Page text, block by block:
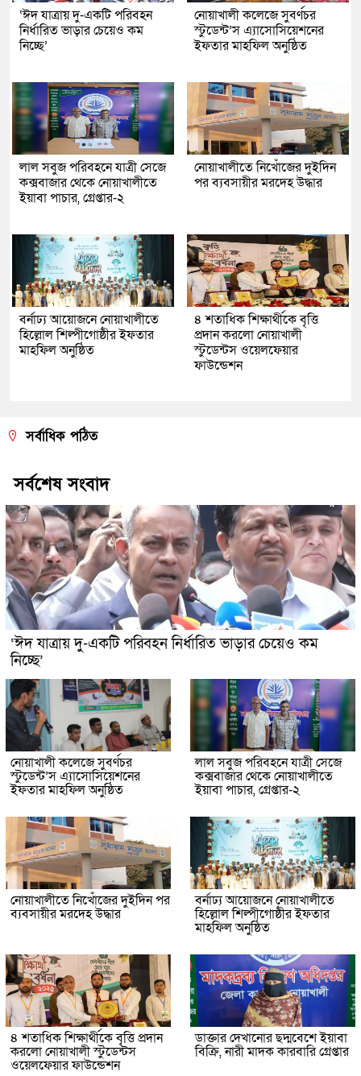
‘ঈদ যাত্রায় দু-একটি পরিবহন
নির্ধারিত ভাড়ার চেয়েও কম
নিচ্ছে’
নোয়াখালী কলেজে সুবর্ণচর
স্টুডেন্ট’স এ্যাসোসিয়েশনের
ইফতার মাহফিল অনুষ্ঠিত
লাল সবুজ পরিবহনে যাত্রী সেজে
কক্সবাজার থেকে নোয়াখালীতে
ইয়াবা পাচার, গ্রেপ্তার-২
নোয়াখালীতে নিখোঁজের দুইদিন
পর ব্যবসায়ীর মরদেহ উদ্ধার
বর্নাঢ্য আয়োজনে নোয়াখালীতে
হিল্লোল শিল্পীগোষ্ঠীর ইফতার
মাহফিল অনুষ্ঠিত
৪ শতাধিক শিক্ষার্থীকে বৃত্তি
প্রদান করলো নোয়াখালী
স্টুডেন্টস ওয়েলফেয়ার
ফাউন্ডেশন
সর্বাধিক পঠিত
সর্বশেষ সংবাদ
‘ঈদ যাত্রায় দু-একটি পরিবহন নির্ধারিত ভাড়ার চেয়েও কম
নিচ্ছে’
নোয়াখালী কলেজে সুবর্ণচর
স্টুডেন্ট’স এ্যাসোসিয়েশনের
ইফতার মাহফিল অনুষ্ঠিত
লাল সবুজ পরিবহনে যাত্রী সেজে
কক্সবাজার থেকে নোয়াখালীতে
ইয়াবা পাচার, গ্রেপ্তার-২
নোয়াখালীতে নিখোঁজের দুইদিন পর
ব্যবসায়ীর মরদেহ উদ্ধার
বর্নাঢ্য আয়োজনে নোয়াখালীতে
হিল্লোল শিল্পীগোষ্ঠীর ইফতার
মাহফিল অনুষ্ঠিত
৪ শতাধিক শিক্ষার্থীকে বৃত্তি প্রদান
করলো নোয়াখালী স্টুডেন্টস
ওয়েলফেয়ার ফাউন্ডেশন
ডাক্তার দেখানোর ছদ্মবেশে ইয়াবা
বিক্রি, নারী মাদক কারবারি গ্রেপ্তার